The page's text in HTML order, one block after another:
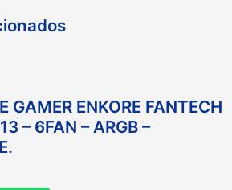
GAMER ENKORE FANTECH
– 6FAN – ARGB –